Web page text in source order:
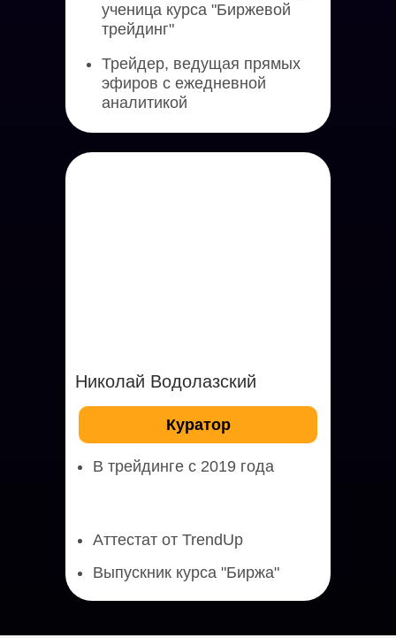
В трейдинге с 2019 года
Куратор
Аттестат от TrendUp
Выпускник курса "Биржа"
Николай Водолазский
ученица курса "Биржевой
трейдинг"
Трейдер, ведущая прямых
эфиров с ежедневной
аналитикой